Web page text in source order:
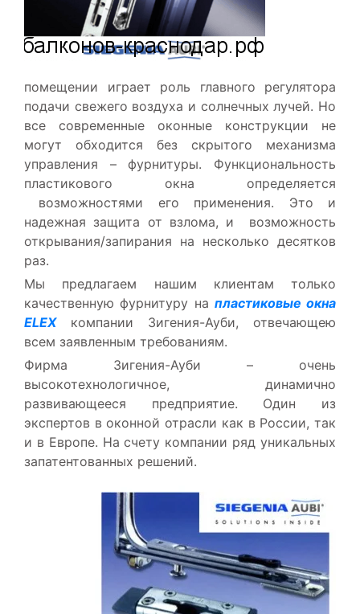
помещении играет роль главного регулятора
подачи свежего воздуха и солнечных лучей. Но
все современные оконные конструкции не
могут обходится без скрытого механизма
управления – фурнитуры. Функциональность
пластикового окна определяется
возможностями его применения. Это и
надежная защита от взлома, и возможность
открывания/запирания на несколько десятков
раз.
Мы предлагаем нашим клиентам только
качественную фурнитуру на пластиковые окна
ELEXкомпании Зигения-Ауби, отвечающею
всем заявленным требованиям.
Фирма Зигения-Ауби – очень
высокотехнологичное, динамично
развивающееся предприятие. Один из
экспертов в оконной отрасли как в России, так
и в Европе. На счету компании ряд уникальных
запатентованных решений.